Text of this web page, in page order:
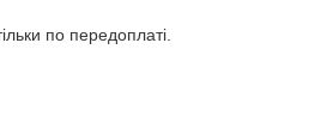
по передоплаті.